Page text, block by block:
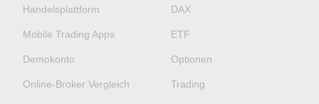
Handelsplattform
Mobile Trading Apps
Demokonto
Online-Broker Vergleich
DAX
ETF
Optionen
Trading